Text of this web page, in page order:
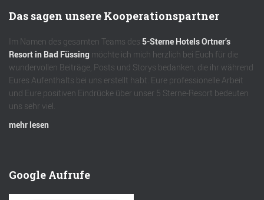
Das sagen unsere Kooperationspartner
Im Namen des gesamten Teams des 5-Sterne Hotels Ortner’s
Resort in Bad Füssing möchte ich mich herzlich bei Euch für die
wundervollen Beiträge, Posts und Storys bedanken, die ihr während
Eures Aufenthalts bei uns erstellt habt. Eure professionelle Arbeit
und Eure positiven Eindrücke über unser 5 Sterne-Resort bedeuten
uns sehr viel.
mehr lesen
Google Aufrufe